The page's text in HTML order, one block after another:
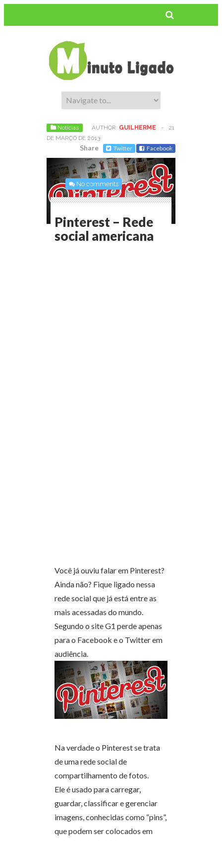
Notícias AUTHOR: GUILHERME -
21
DE MARÇO DE 2013
Share Twitter Facebook
No comments
Pinterest – Rede
social americana
Você já ouviu falar em Pinterest?
Ainda não? Fique ligado nessa
rede social que já está entre as
mais acessadas do mundo.
Segundo o site G1 perde apenas
para o Facebook e o Twitter em
audiência.
Na verdade o Pinterest se trata
de uma rede social de
compartilhamento de fotos.
Ele é usado para carregar,
guardar, classificar e gerenciar
imagens, conhecidas como “pins”,
que podem ser colocados em